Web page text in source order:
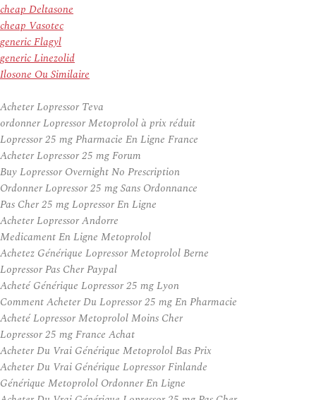
cheap Deltasone
cheap Vasotec
generic Flagyl
generic Linezolid
Ilosone Ou Similaire
Acheter Lopressor Teva
ordonner Lopressor Metoprolol à prix réduit
Lopressor 25 mg Pharmacie En Ligne France
Acheter Lopressor 25 mg Forum
Buy Lopressor Overnight No Prescription
Ordonner Lopressor 25 mg Sans Ordonnance
Pas Cher 25 mg Lopressor En Ligne
Acheter Lopressor Andorre
Medicament En Ligne Metoprolol
Achetez Générique Lopressor Metoprolol Berne
Lopressor Pas Cher Paypal
Acheté Générique Lopressor 25 mg Lyon
Comment Acheter Du Lopressor 25 mg En Pharmacie
Acheté Lopressor Metoprolol Moins Cher
Lopressor 25 mg France Achat
Acheter Du Vrai Générique Metoprolol Bas Prix
Acheter Du Vrai Générique Lopressor Finlande
Générique Metoprolol Ordonner En Ligne